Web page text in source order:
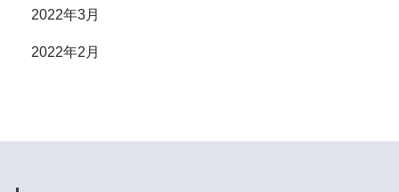
2022年3月
2022年2月